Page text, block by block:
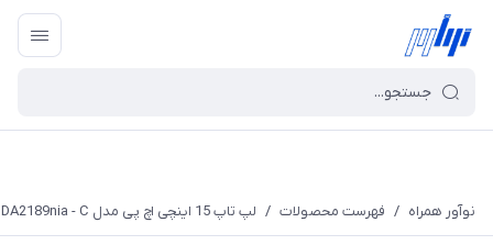
نوآور همراه / فهرست محصولات / لپ تاپ 15 اینچی اچ پی مدل DA2189nia - C